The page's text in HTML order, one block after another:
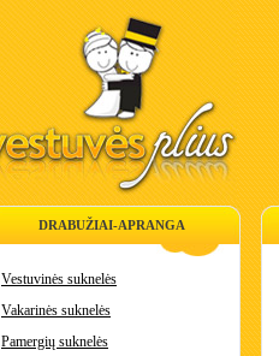
DRABUŽIAI-APRANGA
Vestuvinės suknelės
Vakarinės suknelės
Pamergių suknelės